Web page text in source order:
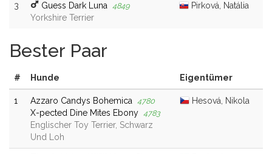
3 Guess Dark Luna 4849
Yorkshire Terrier
Pirková, Natália
Bester Paar
# Hunde Eigentümer
1 Azzaro Candys Bohemica 4780
X-pected Dine Mites Ebony 4783
Englischer Toy Terrier, Schwarz
Und Loh
Hesová, Nikola